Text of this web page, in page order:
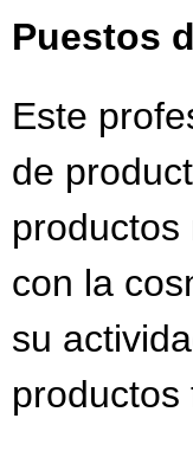
Puestos
Este
de
con la
su
productos